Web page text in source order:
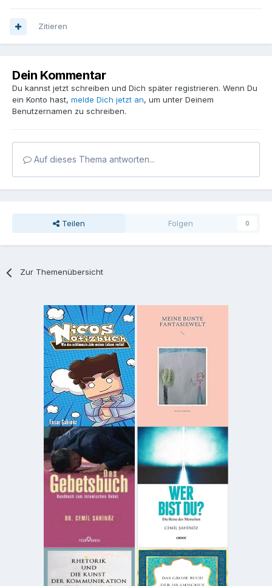
Zitieren
Dein Kommentar
Du kannst jetzt schreiben und Dich später registrieren. Wenn Du
ein Konto hast, melde Dich jetzt an, um unter Deinem
Benutzernamen zu schreiben.
Auf dieses Thema antworten...
Teilen Folgen 0
Zur Themenübersicht